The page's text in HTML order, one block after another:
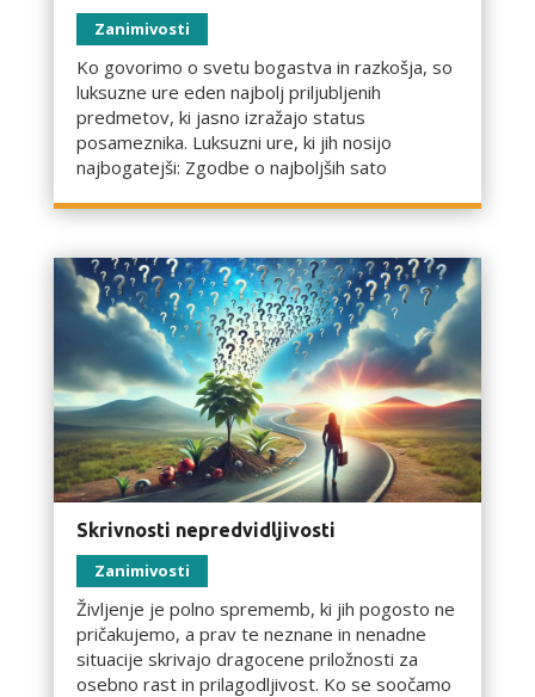
Zanimivosti
Ko govorimo o svetu bogastva in razkošja, so
luksuzne ure eden najbolj priljubljenih
predmetov, ki jasno izražajo status
posameznika. Luksuzni ure, ki jih nosijo
najbogatejši: Zgodbe o najboljših sato
Skrivnosti nepredvidljivosti
Zanimivosti
Življenje je polno sprememb, ki jih pogosto ne
pričakujemo, a prav te neznane in nenadne
situacije skrivajo dragocene priložnosti za
osebno rast in prilagodljivost. Ko se soočamo